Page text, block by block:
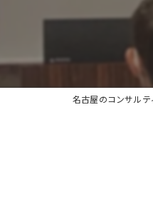
名古屋のコンサル